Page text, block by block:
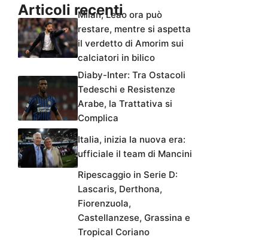
Articoli recenti
Milan, Leao ora può
restare, mentre si aspetta
il verdetto di Amorim sui
calciatori in bilico
Diaby-Inter: Tra Ostacoli
Tedeschi e Resistenze
Arabe, la Trattativa si
Complica
Italia, inizia la nuova era:
ufficiale il team di Mancini
Ripescaggio in Serie D:
Lascaris, Derthona,
Fiorenzuola,
Castellanzese, Grassina e
Tropical Coriano